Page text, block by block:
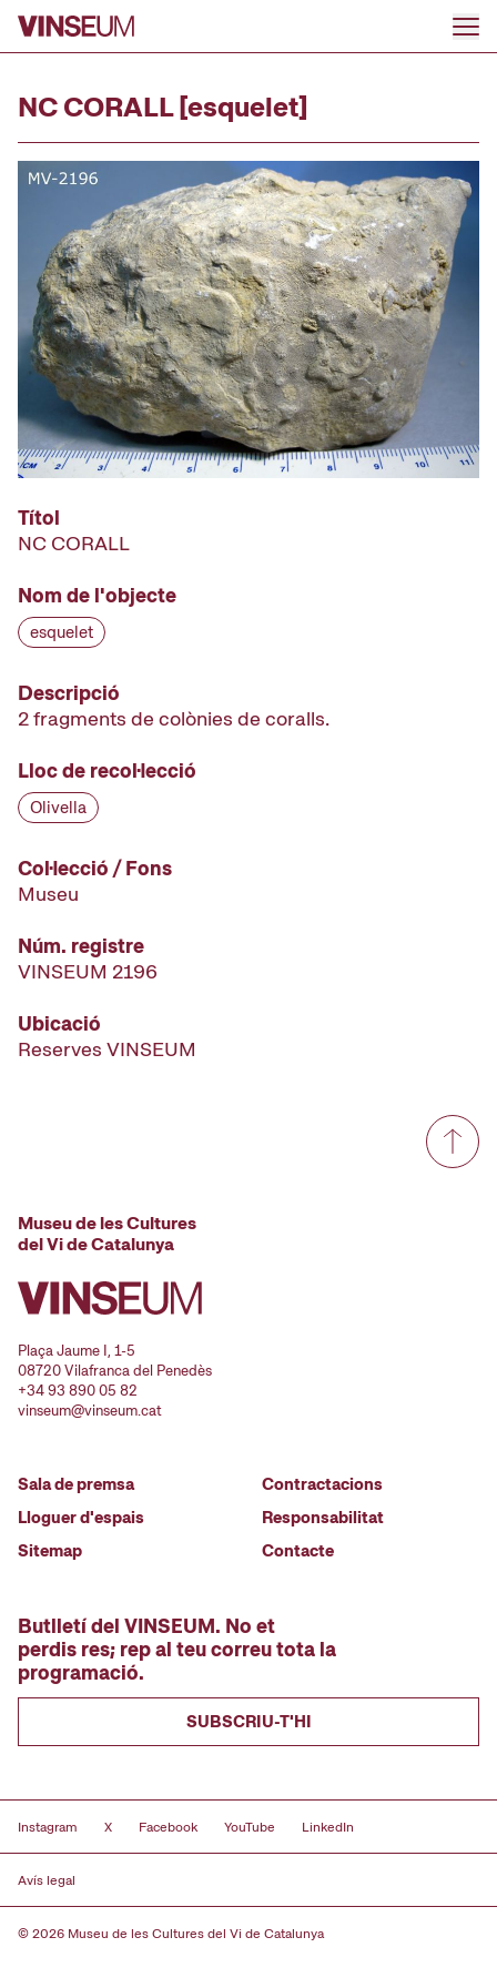
Anar al contingut
NC CORALL [esquelet]
Títol
NC CORALL
Nom de l'objecte
esquelet
Descripció
2 fragments de colònies de coralls.
Lloc de recol·lecció
Olivella
Col·lecció / Fons
Museu
Núm. registre
VINSEUM 2196
Ubicació
Reserves VINSEUM
Museu de les Cultures
del Vi de Catalunya
Plaça Jaume I, 1-5
08720 Vilafranca del Penedès
+34 93 890 05 82
vinseum@vinseum.cat
Sala de premsa
Lloguer d'espais
Sitemap
Contractacions
Responsabilitat
Contacte
Butlletí del VINSEUM. No et
perdis res; rep al teu correu tota la
programació.
SUBSCRIU-T'HI
Instagram X Facebook YouTube LinkedIn
Avís legal
© 2026 Museu de les Cultures del Vi de Catalunya